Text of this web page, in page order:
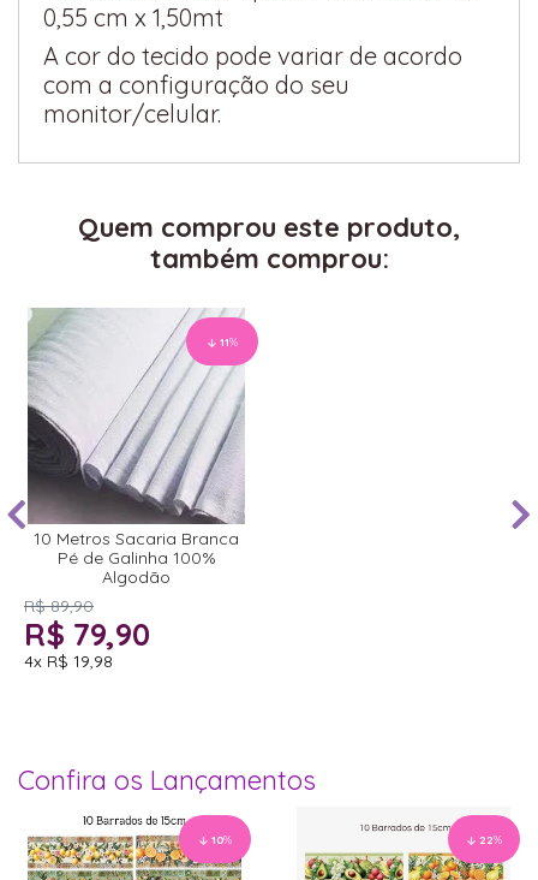
0,55 cm x 1,50mt
A cor do tecido pode variar de acordo
com a configuração do seu
monitor/celular.
Quem comprou este produto,
também comprou:
11%
10 Metros Sacaria Branca
Pé de Galinha 100%
Algodão
R$ 89,90
R$ 79,90
4x R$ 19,98
Confira os Lançamentos
10% 22%